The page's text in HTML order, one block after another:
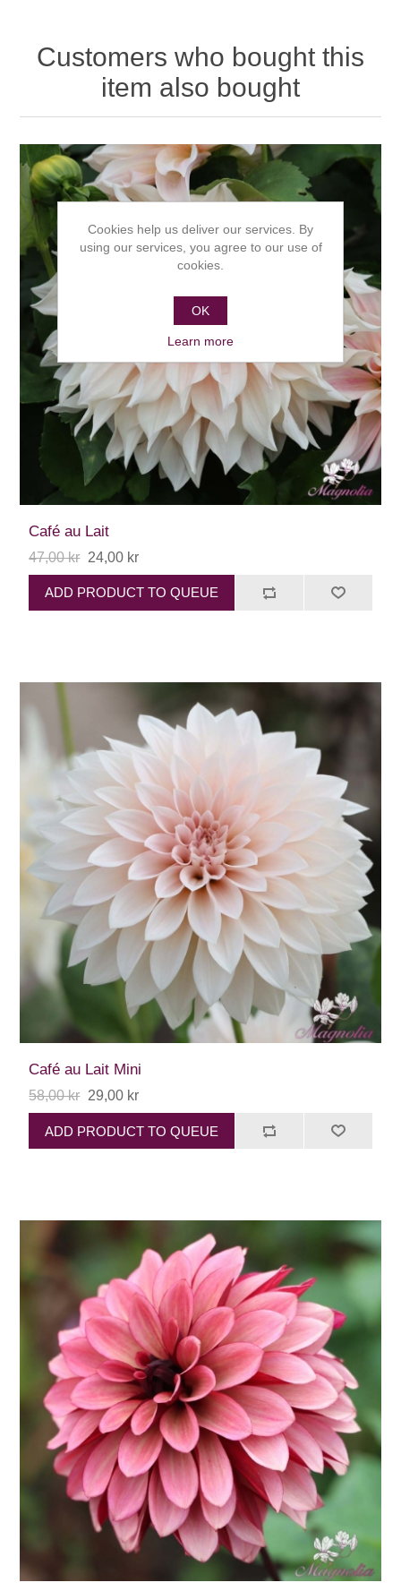
Customers who bought this
item also bought
Café au Lait
47,00 kr 24,00 kr
ADD PRODUCT TO QUEUE
Café au Lait Mini
58,00 kr 29,00 kr
ADD PRODUCT TO QUEUE
Cookies help us deliver our services. By
using our services, you agree to our use of
cookies.
OK
Learn more